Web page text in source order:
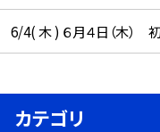
6/4( 木 ) ６月４日（木） 初
カテゴリ